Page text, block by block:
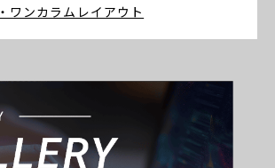
・ワンカラムレイアウト